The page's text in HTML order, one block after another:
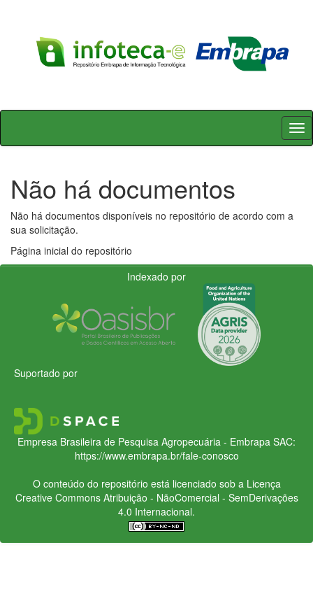
Skip
Não há documentos
Não há documentos disponíveis no repositório de acordo com a
sua solicitação.
Página inicial do repositório
Indexado por
Suportado por
Empresa Brasileira de Pesquisa Agropecuária - Embrapa SAC:
https://www.embrapa.br/fale-conosco
O conteúdo do repositório está licenciado sob a Licença
Creative CommonsAtribuição - NãoComercial - SemDerivações
4.0 Internacional.